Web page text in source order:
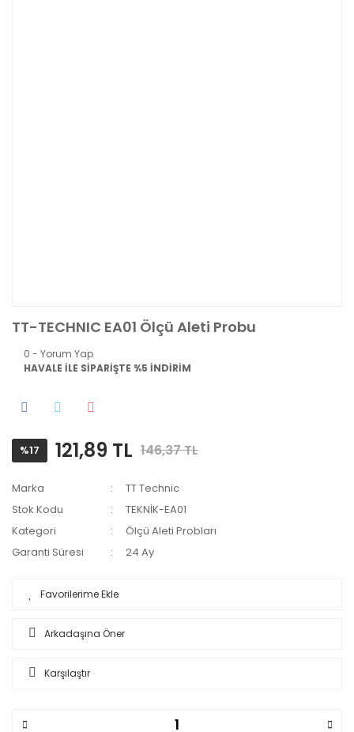
TT-TECHNIC EA01 Ölçü Aleti Probu
0 - Yorum Yap
HAVALE İLE SİPARİŞTE %5 İNDİRİM
%17 121,89 TL 146,37 TL
Marka
TT Technic
Stok Kodu
TEKNİK-EA01
Kategori
Ölçü Aleti Probları
Garanti Süresi
24 Ay
Arkadaşına Öner
Karşılaştır